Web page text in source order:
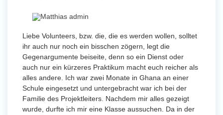
Liebe Volunteers, bzw. die, die es werden wollen, solltet
ihr auch nur noch ein bisschen zögern, legt die
Gegenargumente beiseite, denn so ein Dienst oder
auch nur ein kürzeres Praktikum macht euch reicher als
alles andere. Ich war zwei Monate in Ghana an einer
Schule eingesetzt und untergebracht war ich bei der
Familie des Projektleiters. Nachdem mir alles gezeigt
wurde, durfte ich mir eine Klasse aussuchen. Da in der